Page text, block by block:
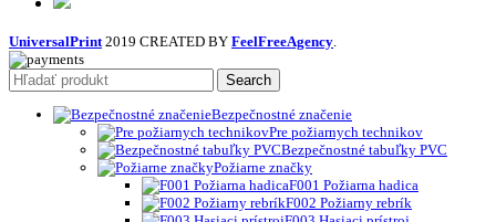
UniversalPrint 2019 CREATED BY FeelFreeAgency
Search
Bezpečnostné značenie
Pre požiarnych technikov
Bezpečnostné tabuľky PVC
Požiarne značky
F001 Požiarna hadica
F002 Požiarny rebrík